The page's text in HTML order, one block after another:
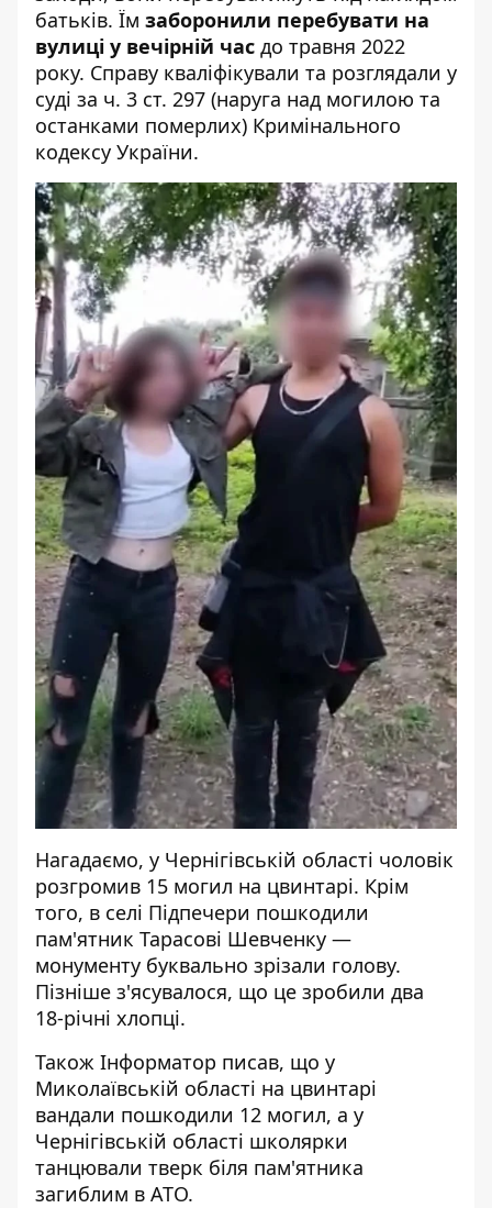
батьків. Їм заборонили перебувати на
вулиці у вечірній час до травня 2022
року. Справу кваліфікували та розглядали у
суді за ч. 3 ст. 297 (наруга над могилою та
останками померлих) Кримінального
кодексу України.
Нагадаємо, у Чернігівській області чоловік
розгромив 15 могил на цвинтарі. Крім
того, в селі Підпечери пошкодили
пам'ятник Тарасові Шевченку —
монументу буквально зрізали голову.
Пізніше з'ясувалося, що це зробили два
18-річні хлопці.
Також Інформатор писав, що у
Миколаївській області на цвинтарі
вандали пошкодили 12 могил, а у
Чернігівській області школярки
танцювали тверк біля пам'ятника
загиблим в АТО.